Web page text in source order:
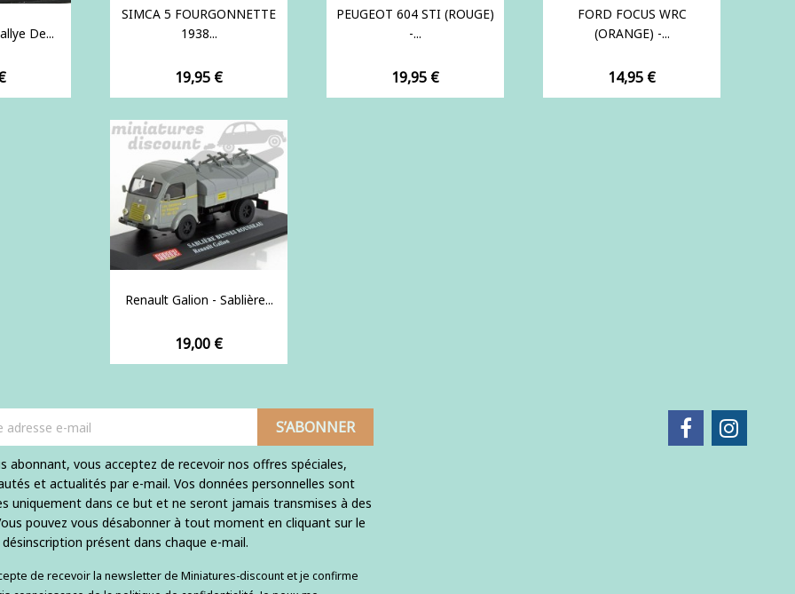
De...
SIMCA 5 FOURGONNETTE
1938...
Prix
19,95 €
PEUGEOT 604 STI (ROUGE)
-...
Prix
19,95 €
FORD FOCUS WRC
(ORANGE) -...
Prix
14,95 €
Renault Galion - Sablière...
Prix
19,00 €
abonnant, vous acceptez de recevoir nos offres spéciales,
et actualités par e-mail. Vos données personnelles sont
uniquement dans ce but et ne seront jamais transmises à des
pouvez vous désabonner à tout moment en cliquant sur le
présent dans chaque e-mail.
de recevoir la newsletter de Miniatures-discount et je confirme